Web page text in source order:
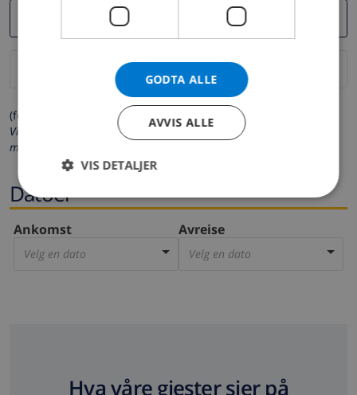
(felter merket med * må fylles ut)
Vi respekterer ditt personvern. Dine personalia vil aldri bli delt
med andre.
Datoer
Ankomst
Velg en dato
Avreise
Velg en dato
Hva våre gjester sier på
GODTA ALLE
AVVIS ALLE
VIS DETALJER